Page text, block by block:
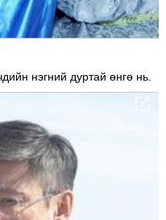
нэгний дуртай өнгө нь.